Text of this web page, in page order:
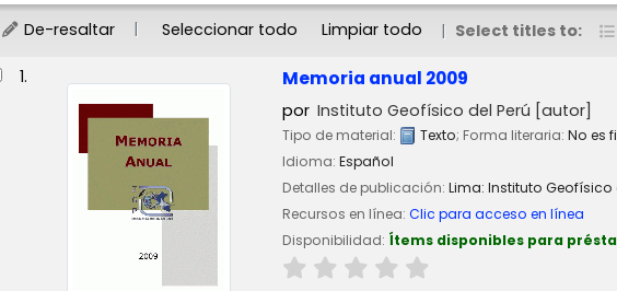
De-resaltar Seleccionar todo Limpiar todo Select titles to:
1. Memoria anual 2009
por Instituto Geofísico del Perú [autor]
Tipo de material: Texto; Forma literaria: No es
Idioma: Español
Detalles de publicación: Lima: Instituto Geofísico
Recursos en línea: Clic para acceso en línea
Disponibilidad: Ítems disponibles para